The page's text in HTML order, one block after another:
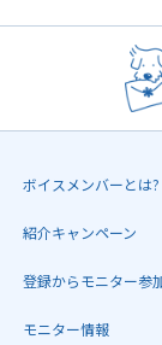
ボイスメンバーとは?
紹介キャンペーン
登録からモニター参
モニター情報